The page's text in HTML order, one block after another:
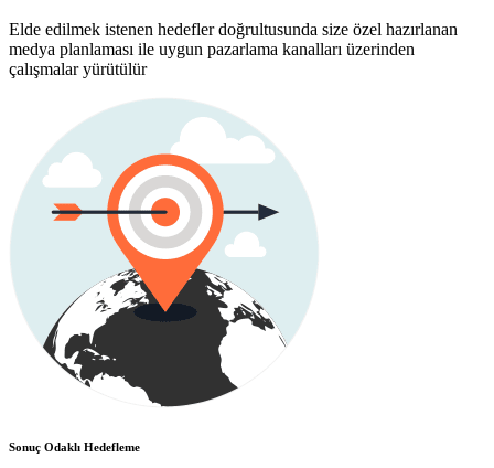
Elde edilmek istenen hedefler doğrultusunda size özel hazırlanan
medya planlaması ile uygun pazarlama kanalları üzerinden
çalışmalar yürütülür
Sonuç Odaklı Hedefleme